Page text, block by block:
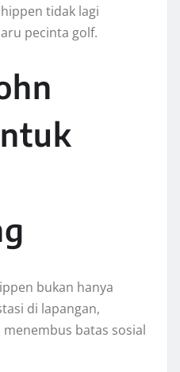
tidak lagi
pecinta golf.
bukan hanya
di lapangan,
batas sosial